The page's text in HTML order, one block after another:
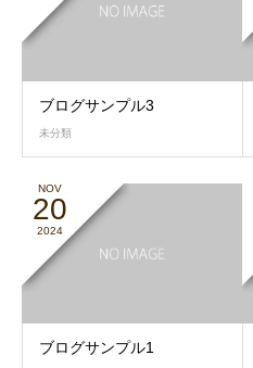
ブログサンプル3
未分類
NOV
20
2024
ブログサンプル1